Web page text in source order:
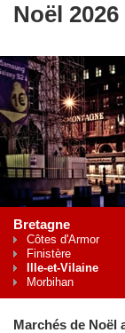
Noël 2026
Bretagne
Côtes d'Armor
Finistère
Ille-et-Vilaine
Morbihan
Marchés de Noël